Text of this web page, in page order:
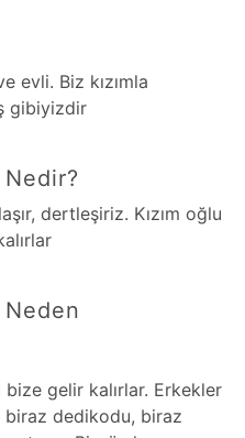
evli. Biz kızımla
gibiyizdir
dertle­şiriz. Kızım oğlu
Neden
bize gelir kalırlar. Erkekl­er
biraz dedikodu, biraz